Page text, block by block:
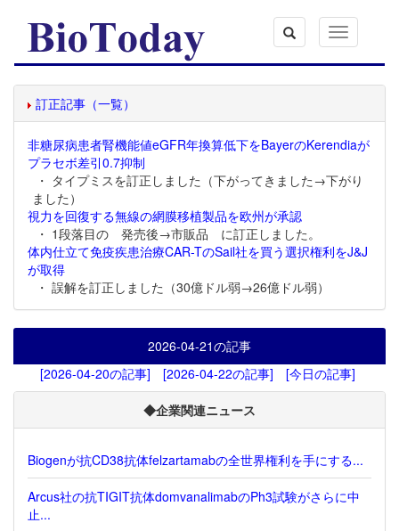
Toggle
navigation
訂正記事（一覧）
非糖尿病患者腎機能値eGFR年換算低下をBayerのKerendiaが
プラセボ差引0.7抑制
・ タイプミスを訂正しました（下がってきました→下がり
ました）
視力を回復する無線の網膜移植製品を欧州が承認
・ 1段落目の 発売後→市販品 に訂正しました。
体内仕立て免疫疾患治療CAR-TのSail社を買う選択権利をJ&J
が取得
・ 誤解を訂正しました（30億ドル弱→26億ドル弱）
2026-04-21の記事
[2026-04-20の記事]
[2026-04-22の記事] [今日の記事]
◆企業関連ニュース
Biogenが抗CD38抗体felzartamabの全世界権利を手にする...
Arcus社の抗TIGIT抗体domvanalimabのPh3試験がさらに中
止...